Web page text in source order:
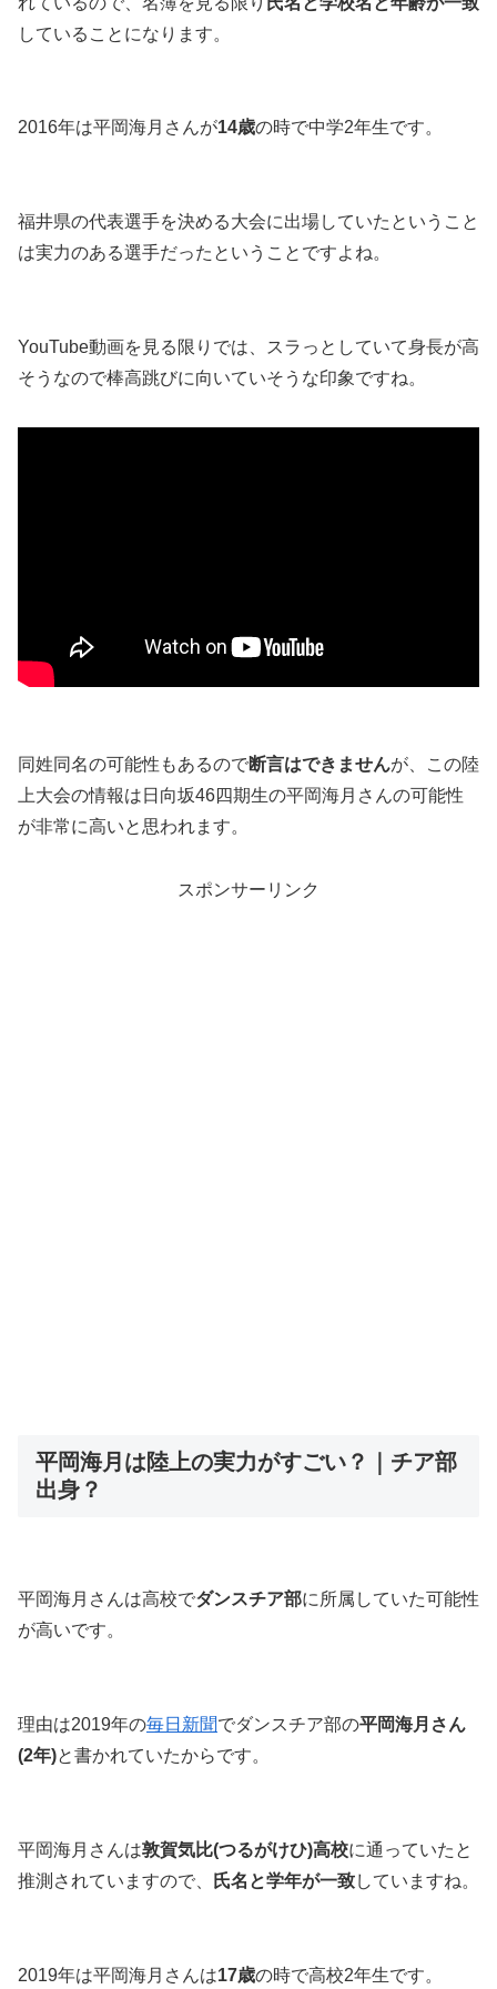
していることになります。
2016年は平岡海月さんが14歳の時で中学2年生です。
福井県の代表選手を決める大会に出場していたということ
は実力のある選手だったということですよね。
YouTube動画を見る限りでは、スラっとしていて身長が高
そうなので棒高跳びに向いていそうな印象ですね。
同姓同名の可能性もあるので断言はできませんが、この陸
上大会の情報は日向坂46四期生の平岡海月さんの可能性
が非常に高いと思われます。
スポンサーリンク
平岡海月は陸上の実力がすごい？｜チア部
出身？
平岡海月さんは高校でダンスチア部に所属していた可能性
が高いです。
理由は2019年の毎日新聞でダンスチア部の平岡海月さん
(2年)と書かれていたからです。
平岡海月さんは敦賀気比(つるがけひ)高校に通っていたと
推測されていますので、
氏名と学年が一致していますね。
2019年は平岡海月さんは17歳の時で高校2年生です。